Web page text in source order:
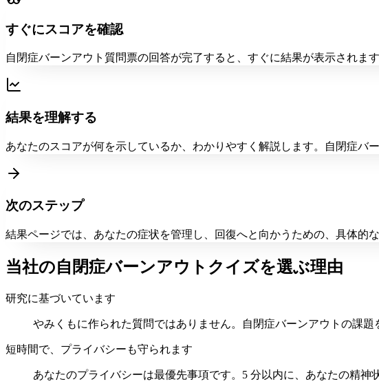
すぐにスコアを確認
自閉症バーンアウト質問票の回答が完了すると、すぐに結果が表示されま
結果を理解する
あなたのスコアが何を示しているか、わかりやすく解説します。自閉症バ
次のステップ
結果ページでは、あなたの症状を管理し、回復へと向かうための、具体的
当社の自閉症バーンアウトクイズを選ぶ理由
研究に基づいています
やみくもに作られた質問ではありません。自閉症バーンアウトの課
短時間で、プライバシーも守られます
あなたのプライバシーは最優先事項です。5 分以内に、あなたの精